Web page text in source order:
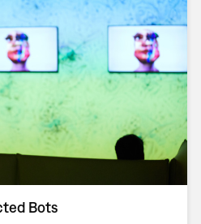
Bots